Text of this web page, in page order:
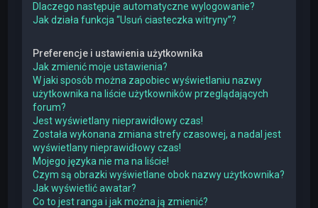
Dlaczego następuje automatyczne wylogowanie?
Jak działa funkcja “Usuń ciasteczka witryny”?
Preferencje i ustawienia użytkownika
Jak zmienić moje ustawienia?
W jaki sposób można zapobiec wyświetlaniu nazwy
użytkownika na liście użytkowników przeglądających
forum?
Jest wyświetlany nieprawidłowy czas!
Została wykonana zmiana strefy czasowej, a nadal jest
wyświetlany nieprawidłowy czas!
Mojego języka nie ma na liście!
Czym są obrazki wyświetlane obok nazwy użytkownika?
Jak wyświetlić awatar?
Co to jest ranga i jak można ją zmienić?